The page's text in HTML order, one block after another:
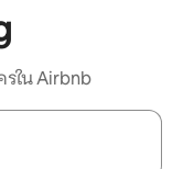
ใน Airbnb
อปัด เพื่อสำรวจผลการค้นหา